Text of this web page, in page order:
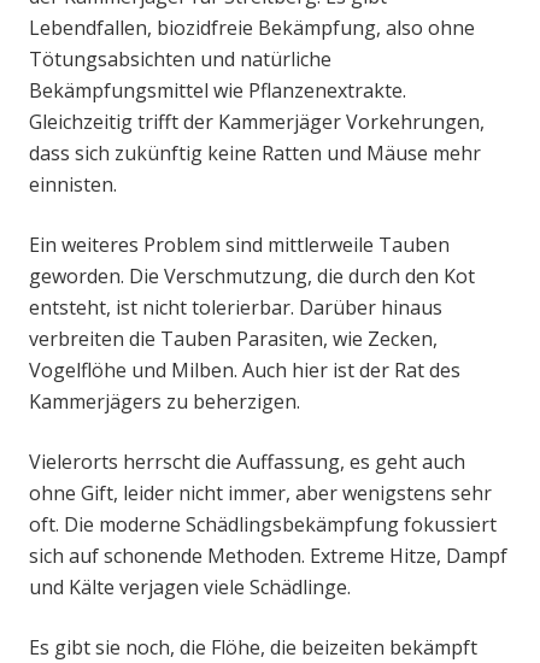
Lebendfallen, biozidfreie Bekämpfung, also ohne
Tötungsabsichten und natürliche
Bekämpfungsmittel wie Pflanzenextrakte.
Gleichzeitig trifft der Kammerjäger Vorkehrungen,
dass sich zukünftig keine Ratten und Mäuse mehr
einnisten.
Ein weiteres Problem sind mittlerweile Tauben
geworden. Die Verschmutzung, die durch den Kot
entsteht, ist nicht tolerierbar. Darüber hinaus
verbreiten die Tauben Parasiten, wie Zecken,
Vogelflöhe und Milben. Auch hier ist der Rat des
Kammerjägers zu beherzigen.
Vielerorts herrscht die Auffassung, es geht auch
ohne Gift, leider nicht immer, aber wenigstens sehr
oft. Die moderne Schädlingsbekämpfung fokussiert
sich auf schonende Methoden. Extreme Hitze, Dampf
und Kälte verjagen viele Schädlinge.
Es gibt sie noch, die Flöhe, die beizeiten bekämpft